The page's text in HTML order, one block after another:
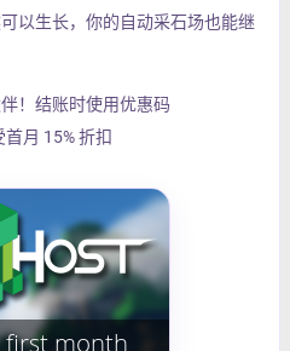
以生长，你的自动采石场也能继
！结账时使用优惠码
月 15% 折扣